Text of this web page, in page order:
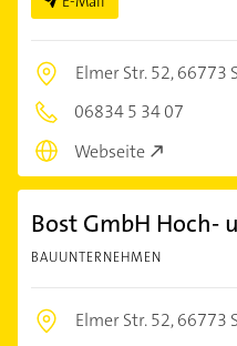
Elmer Str. 52,66773
06834 5 34 07
Webseite
Bost GmbH Hoch-
BAUUNTERNEHMEN
Elmer Str. 52,66773